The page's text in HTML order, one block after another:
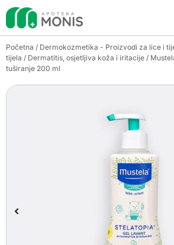
Početna / Dermokozmetika - Proizvodi za lice i
tijela / Dermatitis, osjetljiva koža i iritacije /
tuširanje 200 ml